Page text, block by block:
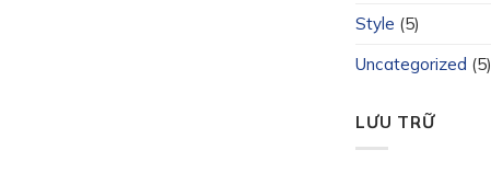
Style (5)
Uncategorized (5)
LƯU TRỮ